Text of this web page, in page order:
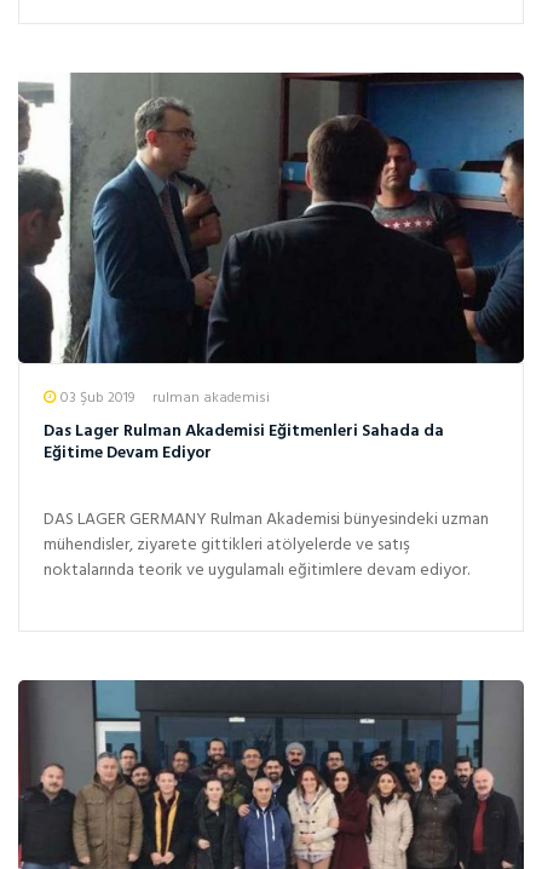
03 Şub 2019 rulman akademisi
Das Lager Rulman Akademisi Eğitmenleri Sahada da
Eğitime Devam Ediyor
DAS LAGER GERMANY Rulman Akademisi bünyesindeki uzman
mühendisler, ziyarete gittikleri atölyelerde ve satış
noktalarında teorik ve uygulamalı eğitimlere devam ediyor.